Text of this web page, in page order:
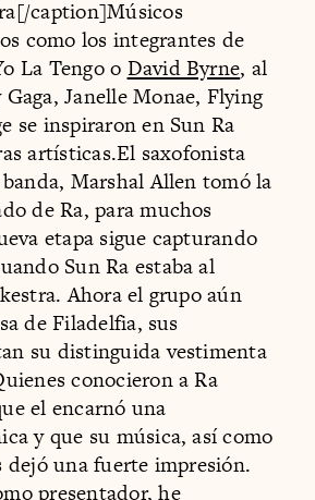
caption]Músicos
como los integrantes de
La Tengo o David Byrne, al
Janelle Monae, Flying
se inspiraron en Sun Ra
artísticas.El saxofonista
Marshal Allen tomó la
de Ra, para muchos
etapa sigue capturando
Sun Ra estaba al
Ahora el grupo aún
de Filadelfia, sus
su distinguida vestimenta
conocieron a Ra
el encarnó una
y que su música, así como
dejó una fuerte impresión.
presentador, he